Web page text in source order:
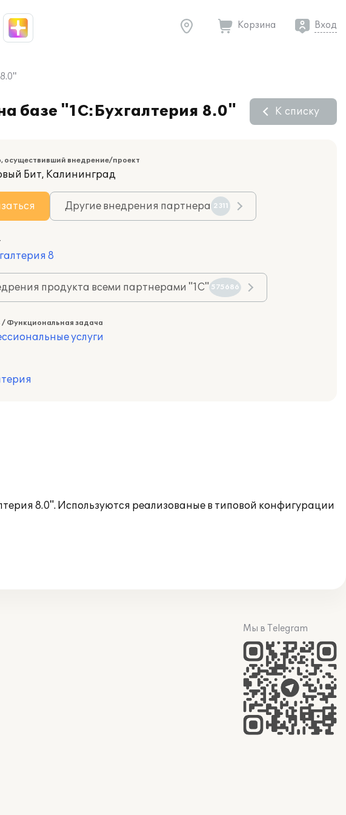
Корзина Вход
базе "1С:Бухгалтерия 8.0" К списку
осуществивший внедрение/проект
Бит, Калининград
Другие внедрения партнера 2311
8
продукта всеми партнерами "1С" 575686
/ Функциональная задача
услуги
8.0". Используются реализованые в типовой конфигурации
Мы в Telegram